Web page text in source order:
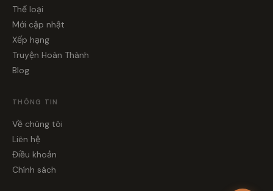
Thể loại
Mới cập nhật
Xếp hạng
Truyện Hoàn Thành
Blog
THÔNG TIN
Về chúng tôi
Liên hệ
Điều khoản
Chính sách